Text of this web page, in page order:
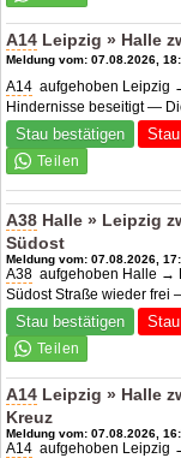
A14 Leipzig » Halle
Meldung vom: 07.08.2026,
A14 aufgehoben Leipzig
Hindernisse beseitigt —
Stau bestätigen
A38 Halle » Leipzig
Südost
Meldung vom: 07.08.2026,
A38 aufgehoben Halle →
Südost Straße wieder
Stau bestätigen
A14 Leipzig » Halle
Kreuz
Meldung vom: 07.08.2026,
A14 aufgehoben Leipzig